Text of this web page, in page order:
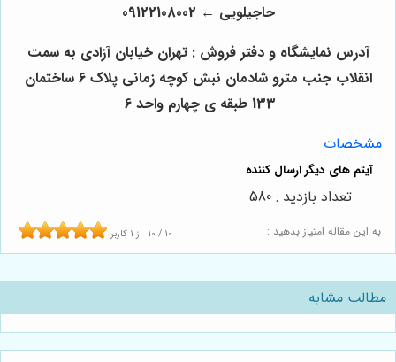
حاجیلویی ← 09122108002
آدرس نمایشگاه و دفتر فروش : تهران خیابان آزادی به سمت
انقلاب جنب مترو شادمان نبش کوچه زمانی پلاک 6 ساختمان
133 طبقه ی چهارم واحد 6
مشخصات
به این مقاله امتیاز بدهید : 10 / 10 از 1 کاربر
تعداد بازدید : 580
مطالب مشابه